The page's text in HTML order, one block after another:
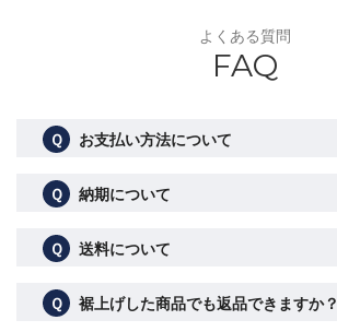
よくある質問
FAQ
Ｑ お支払い方法について
Ｑ 納期について
Ｑ 送料について
Ｑ 裾上げした商品でも返品できますか？